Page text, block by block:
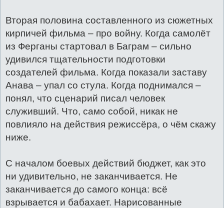
Вторая половина составленного из сюжетных
кирпичей фильма – про войну. Когда самолёт
из Ферганы стартовал в Баграм – сильно
удивился тщательности подготовки
создателей фильма. Когда показали заставу
Анава – упал со стула. Когда поднимался –
понял, что сценарий писал человек
служивший. Что, само собой, никак не
повлияло на действия режиссёра, о чём скажу
ниже.
С началом боевых действий бюджет, как это
ни удивительно, не заканчивается. Не
заканчивается до самого конца: всё
взрывается и бабахает. Нарисованные